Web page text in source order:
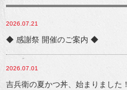
2026.07.21
◆ 感謝祭 開催のご案内 ◆
2026.07.01
吉兵衛の夏かつ丼、始まりました！